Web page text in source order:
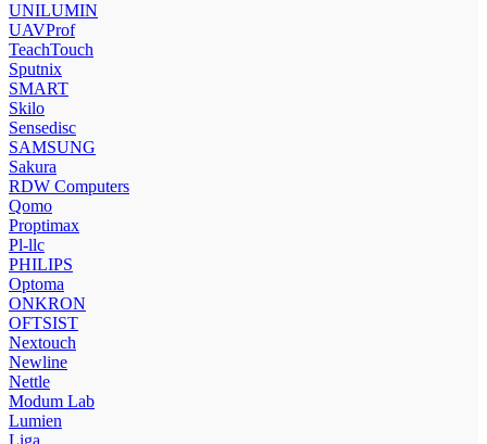
UNILUMIN
UAVProf
TeachTouch
Sputnix
SMART
Skilo
Sensedisc
SAMSUNG
Sakura
RDW Computers
Qomo
Proptimax
Pl-llc
PHILIPS
Optoma
ONKRON
OFTSIST
Nextouch
Newline
Nettle
Modum Lab
Lumien